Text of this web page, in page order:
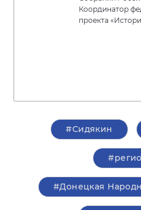
Координатор
проекта
#Сидякин
#Донецкая